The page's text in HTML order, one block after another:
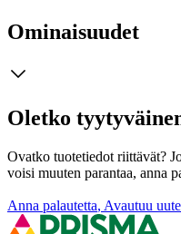
Ominaisuudet
Oletko
Ovatko tuotetiedot riittävät?
voisi muuten parantaa, anna
Anna palautetta, Avautuu